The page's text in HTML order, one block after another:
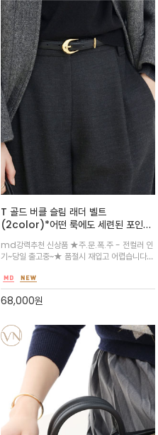
T 골드 버클 슬림 래더 벨트
(2color)*어떤 룩에도 세련된 포인트
수량 /.얇고 간결한 디자인으로 바지나
스커트뿐만 아니라 니트, 재킷 위에 둘러
허리 라인을 강조하기에도 좋습니다.
md강력추천 신상품 ★주.문.폭.주 - 전컬러 인
기~당일 출고중~★ 품절시 재입고 어렵습니다
식하면서도 우아한 포인트를 주어, 룩의 완성도를
높여줍니다
68,000원